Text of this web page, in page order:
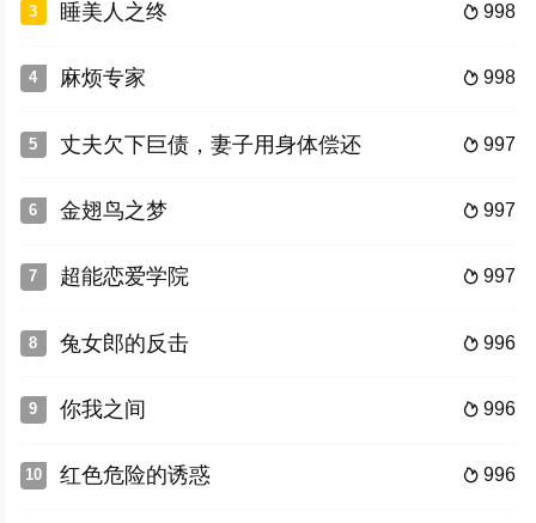
3  998
睡美人之终
4  998
麻烦专家
5  997
丈夫欠下巨债，妻子用身体偿还
6  997
金翅鸟之梦
7  997
超能恋爱学院
8  996
兔女郎的反击
9  996
你我之间
10  996
红色危险的诱惑